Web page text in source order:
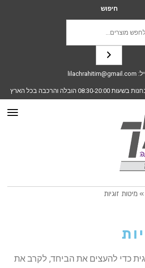
חיפוש
lilachrahitim@gmail.com
20:00 הובלה והרכבה בכל הארץ
» מיטות זוגיות
כדי להעצים את הביחד, לקרב את